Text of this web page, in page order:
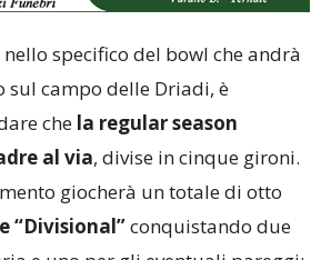
specifico del bowl che andrà
sul campo delle Driadi, è
che
la regular season
al via
, divise in cinque gironi.
giocherà un totale di otto
conquistando due